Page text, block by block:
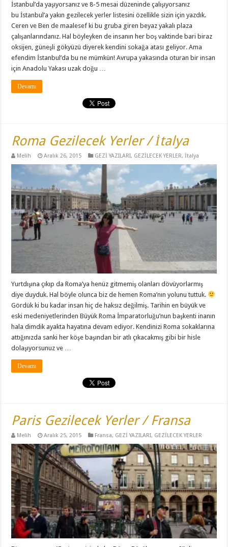
İstanbul’da yaşıyorsanız ve 8-5 mesai düzeninde çalışıyorsanız
bu İstanbul’a yakın gezilecek yerler listesini özellikle sizin için yazdık.
Ceren ve Ben de maalesef ki bu gruba giren beyaz yakalı plaza
çalışanlarındanız. Hal böyleyken de insanın her boş vaktinde bari biraz
oksijen, güneşli gökyüzü diyerek kendini sokağa atası geliyor. Ama
efendim İstanbul’da bu ne mümkün! Avrupa yakasında oturan bir insan
için Anadolu Yakası uzak doğu …
Devamı
Roma Gezilecek Yerler / İtalya
Melih Aralık 26, 2015 GEZİ YAZILARI, GEZİLECEK YERLER,İtalya
Yurtdışına çıkıp da Roma’ya henüz gitmemiş olanları dövüyorlarmış
diye duyduk. Hal böyle olunca biz de hemen Roma’nın yolunu tuttuk.
Gördük ki bu kadar insan hiç de haksız değilmiş. Tarihin en büyük ve
eski medeniyetlerinden Büyük Roma İmparatorluğu’nun başkenti inanın
hala dimdik ayakta hayatına devam ediyor. Kendinizi Roma sokaklarına
attığınızda sanki her köşe başından bir atlı çıkacakmış gibi bir hisle
dolaşıyorsunuz ve …
Devamı
Paris Gezilecek Yerler / Fransa
Melih Aralık 25, 2015 Fransa, GEZİ YAZILARI, GEZİLECEK YERLER